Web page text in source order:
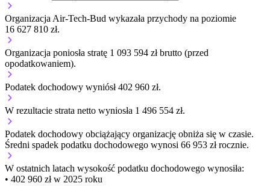
Organizacja Air-Tech-Bud wykazała przychody na poziomie
16 627 810 zł.
Organizacja poniosła stratę 1 093 594 zł brutto (przed
opodatkowaniem).
Podatek dochodowy wyniósł 402 960 zł.
W rezultacie strata netto wyniosła 1 496 554 zł.
Podatek dochodowy obciążający organizację obniża się w czasie.
Średni spadek podatku dochodowego wynosi 66 953 zł rocznie.
W ostatnich latach wysokość podatku dochodowego wynosiła:
• 402 960 zł w 2025 roku